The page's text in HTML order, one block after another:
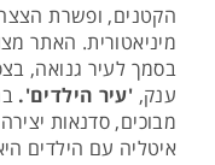
הקטנים, ופשרת
מיניאטורית. האתר
בסמך לעיר גנואה,
ענק, 'עיר הילדים'.
מבוכים, סדנאות
איטליה עם הילדים